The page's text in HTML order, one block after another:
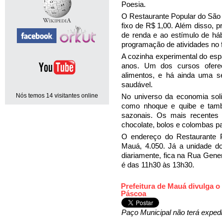
Nós temos 14 visitantes online
Poesia.
O Restaurante Popular do
fixo de R$ 1,00. Além disso,
de renda e ao estímulo de
programação de atividades
A cozinha experimental do
anos. Um dos cursos
alimentos, e há ainda uma
saudável.
No universo da economia
como nhoque e quibe e
sazonais. Os mais
chocolate, bolos e colombas
O endereço do Restaurante
Mauá, 4.050. Já a unidade
diariamente, fica na Rua
é das 11h30 às 13h30.
Prefeitura de Mauá divulga
Páscoa
Paço Municipal não terá